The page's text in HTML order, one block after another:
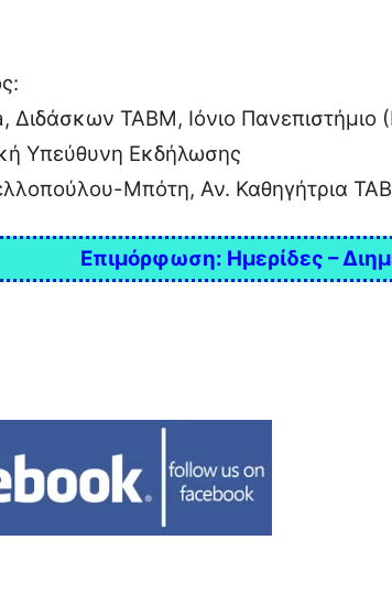
Διδάσκων ΤΑΒΜ, Ιόνιο Πανεπιστήμιο
Υπεύθυνη Εκδήλωσης
Μπότη, Αν. Καθηγήτρια
Επιμόρφωση: Ημερίδες –